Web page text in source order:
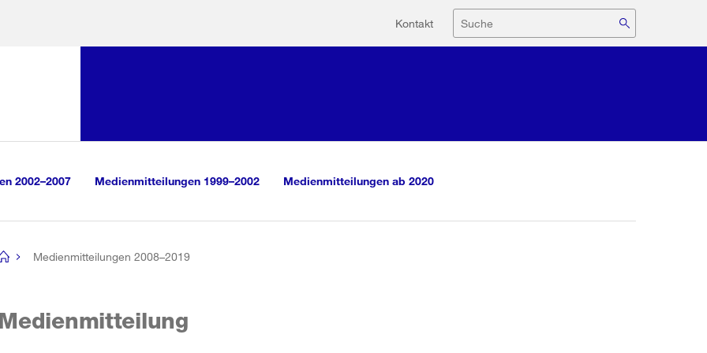
Hilfsnavigation
Kontakt Suche
2002–2007 Medienmitteilungen 1999–2002 Medienmitteilungen ab 2020
Medienmitteilungen 2008–2019